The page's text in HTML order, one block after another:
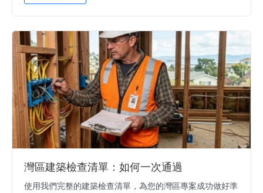
灣區建築檢查清單：如何一次通過
使用我們完整的建築檢查清單，為您的灣區專案成功做好準